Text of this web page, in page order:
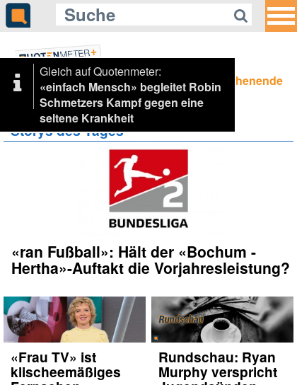
Gleich auf Quotenmeter:
«einfach Mensch» begleitet Robin
Schmetzers Kampf gegen eine
seltene Krankheit
32 Highlight-Mix zum Wochenende
Storys des Tages
«ran Fußball»: Hält der «Bochum -
Hertha»-Auftakt die Vorjahresleistung?
«Frau TV» ist
klischeemäßiges
Rundschau: Ryan
Murphy verspricht